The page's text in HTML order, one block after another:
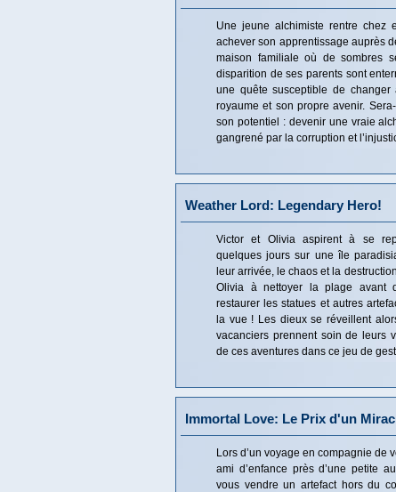
Une jeune alchimiste rentre chez
achever son apprentissage auprès
maison familiale où de sombres
disparition de ses parents sont
une quête susceptible de
royaume et son propre avenir.
son potentiel : devenir une vraie
gangrené par la corruption et
Weather Lord: Legendary Hero!
Victor et Olivia aspirent à se
quelques jours sur une île
leur arrivée, le chaos et la
Olivia à nettoyer la plage avant
restaurer les statues et autres
la vue ! Les dieux se réveillent
vacanciers prennent soin de leurs
de ces aventures dans ce jeu de
Immortal Love: Le Prix d'un
Lors d’un voyage en compagnie de
ami d’enfance près d’une petite
vous vendre un artefact hors du